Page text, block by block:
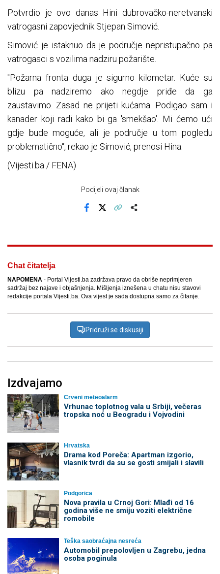
Potvrdio je ovo danas Hini dubrovačko-neretvanski
vatrogasni zapovjednik Stjepan Simović.
Simović je istaknuo da je područje nepristupačno pa
vatrogasci s vozilima nadziru požarište.
"Požarna fronta duga je sigurno kilometar. Kuće su
blizu pa nadziremo ako negdje priđe da ga
zaustavimo. Zasad ne prijeti kućama. Podigao sam i
kanader koji radi kako bi ga 'smekšao'. Mi ćemo ući
gdje bude moguće, ali je područje u tom pogledu
problematično“, rekao je Simović, prenosi Hina.
(Vijesti.ba / FENA)
Podijeli ovaj članak
Chat čitatelja
NAPOMENA - Portal Vijesti.ba zadržava pravo da obriše neprimjeren
sadržaj bez najave i objašnjenja. Mišljenja iznešena u chatu nisu stavovi
redakcije portala Vijesti.ba. Ova vijest je sada dostupna samo za čitanje.
Pridruži se diskusiji
Izdvajamo
Crveni meteoalarm
Vrhunac toplotnog vala u Srbiji, večeras
tropska noć u Beogradu i Vojvodini
Hrvatska
Drama kod Poreča: Apartman izgorio,
vlasnik tvrdi da su se gosti smijali i slavili
Podgorica
Nova pravila u Crnoj Gori: Mlađi od 16
godina više ne smiju voziti električne
romobile
Teška saobraćajna nesreća
Automobil prepolovljen u Zagrebu, jedna
osoba poginula